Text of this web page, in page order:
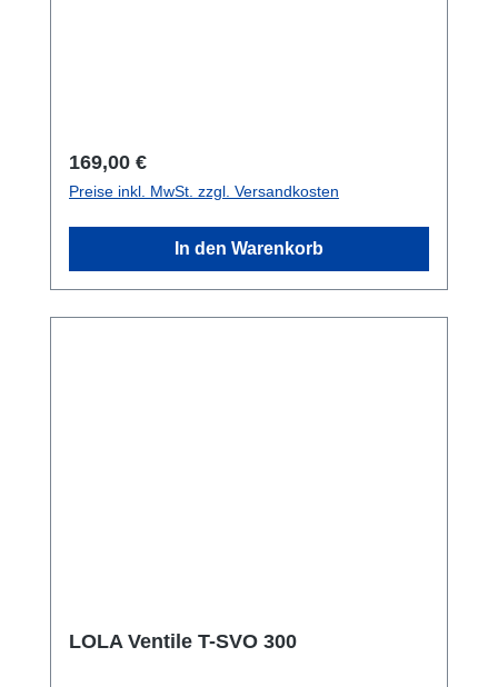
Regulärer Preis:
169,00 €
Preise inkl. MwSt. zzgl. Versandkosten
In den Warenkorb
LOLA Ventile T-SVO 300